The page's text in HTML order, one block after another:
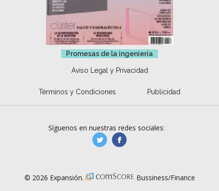
Promesas de la ingeniería
Aviso Legal y Privacidad
Términos y Condiciones Publicidad
Síguenos en nuestras redes sociales:
manufacturaGE
© 2026 Expansión. Bussiness/Finance